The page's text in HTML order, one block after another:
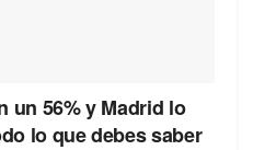
un 56% y Madrid lo
lo que debes saber